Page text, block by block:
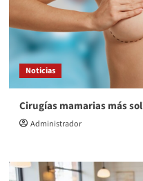
Noticias
Cirugías mamarias más
Administrador